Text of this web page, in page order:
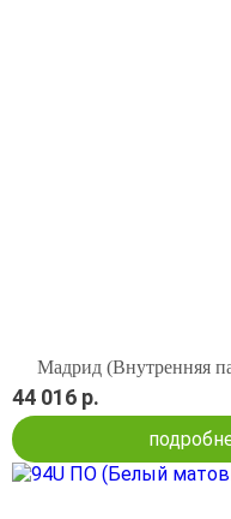
Мадрид (Внутренняя
44 016 р.